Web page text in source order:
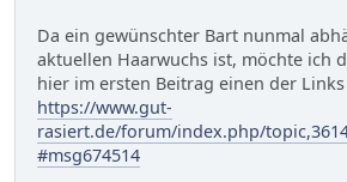
Da ein gewünschter Bart nunmal
aktuellen Haarwuchs ist, möchte ich
hier im ersten Beitrag einen der
https://www.gut-
rasiert.de/forum/index.php/
#msg674514